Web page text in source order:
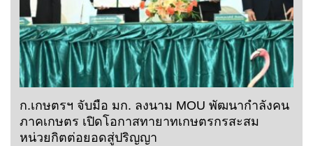
ก.เกษตรฯ จับมือ มก. ลงนาม MOU พัฒนากำลังคน
ภาคเกษตร เปิดโอกาสทายาทเกษตรกรสะสม
หน่วยกิตต่อยอดสู่ปริญญา